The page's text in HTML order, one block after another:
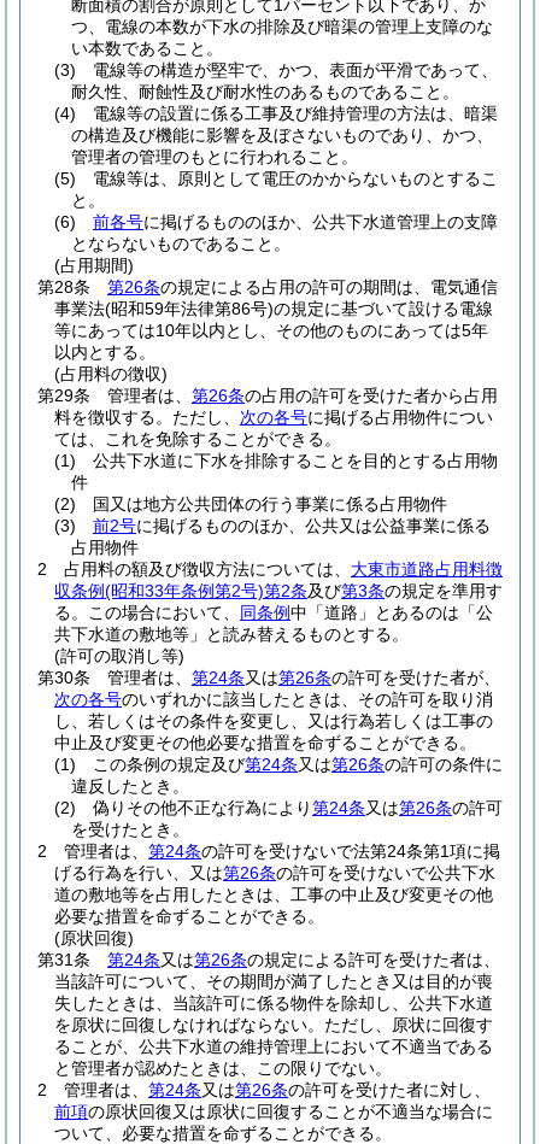
断面積の割合が原則として1パーセント以下であり、か
つ、電線の本数が下水の排除及び暗渠の管理上支障のな
い本数であること。
(3)
電線等の構造が堅牢で、かつ、表面が平滑であって、
耐久性、耐蝕性及び耐水性のあるものであること。
(4)
電線等の設置に係る工事及び維持管理の方法は、暗渠
の構造及び機能に影響を及ぼさないものであり、かつ、
管理者の管理のもとに行われること。
(5)
電線等は、原則として電圧のかからないものとするこ
と。
(6)
前各号に掲げるもののほか、公共下水道管理上の支障
とならないものであること。
(占用期間)
第28条
第26条の規定による占用の許可の期間は、電気通信
事業法(昭和59年法律第86号)の規定に基づいて設ける電線
等にあっては10年以内とし、その他のものにあっては5年
以内とする。
(占用料の徴収)
第29条
管理者は、 第26条の占用の許可を受けた者から占用
料を徴収する。 ただし、 次の各号に掲げる占用物件につい
ては、これを免除することができる。
(1)
公共下水道に下水を排除することを目的とする占用物
件
(2)
国又は地方公共団体の行う事業に係る占用物件
(3)
前2号に掲げるもののほか、公共又は公益事業に係る
占用物件
2
占用料の額及び徴収方法については、 大東市道路占用料徴
収条例(昭和33年条例第2号)第2条及び第3条の規定を準用す
る。
この場合において、 同条例中「道路」とあるのは「公
共下水道の敷地等」と読み替えるものとする。
(許可の取消し等)
第30条
管理者は、 第24条又は第26条の許可を受けた者が、
次の各号のいずれかに該当したときは、その許可を取り消
し、若しくはその条件を変更し、又は行為若しくは工事の
中止及び変更その他必要な措置を命ずることができる。
(1)
この条例の規定及び第24条又は第26条の許可の条件に
違反したとき。
(2)
偽りその他不正な行為により第24条又は第26条の許可
を受けたとき。
2
管理者は、 第24条の許可を受けないで法第24条第1項に掲
げる行為を行い、又は第26条の許可を受けないで公共下水
道の敷地等を占用したときは、工事の中止及び変更その他
必要な措置を命ずることができる。
(原状回復)
第31条
第24条又は第26条の規定による許可を受けた者は、
当該許可について、その期間が満了したとき又は目的が喪
失したときは、当該許可に係る物件を除却し、公共下水道
を原状に回復しなければならない。 ただし、原状に回復す
ることが、公共下水道の維持管理上において不適当である
と管理者が認めたときは、この限りでない。
2
管理者は、 第24条又は第26条の許可を受けた者に対し、
前項の原状回復又は原状に回復することが不適当な場合に
ついて、必要な措置を命ずることができる。